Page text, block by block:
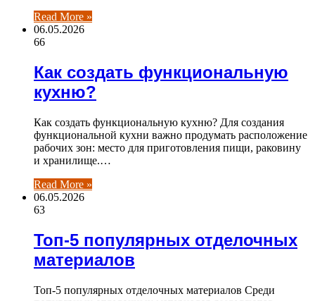
Read More »
06.05.2026
66
Как создать функциональную
кухню?
Как создать функциональную кухню? Для создания
функциональной кухни важно продумать расположение
рабочих зон: место для приготовления пищи, раковину
и хранилище.…
Read More »
06.05.2026
63
Топ-5 популярных отделочных
материалов
Топ-5 популярных отделочных материалов Среди